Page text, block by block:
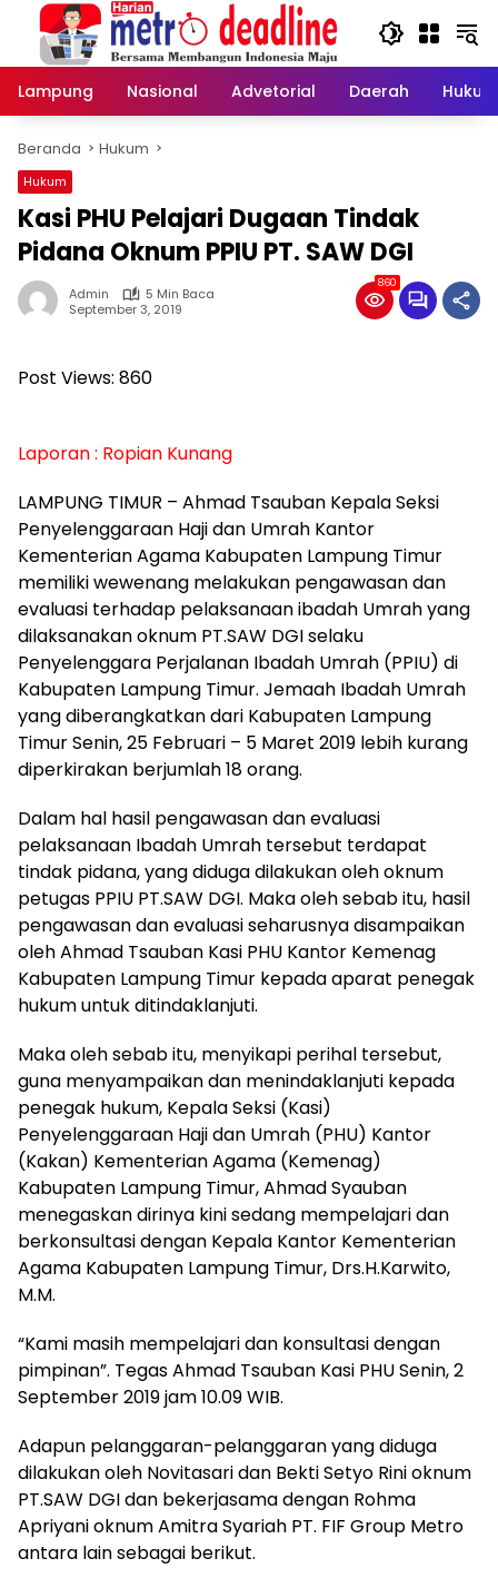
Langsung
konten
Lampung
Nasional Advetorial Daerah Hukum
Beranda Hukum
Hukum
Kasi PHU Pelajari Dugaan Tindak
Pidana Oknum PPIU PT. SAW DGI
Admin
5 Min Baca
September 3, 2019
860
Post Views: 860
Laporan : Ropian Kunang
LAMPUNG TIMUR – Ahmad Tsauban Kepala Seksi
Penyelenggaraan Haji dan Umrah Kantor
Kementerian Agama Kabupaten Lampung Timur
memiliki wewenang melakukan pengawasan dan
evaluasi terhadap pelaksanaan ibadah Umrah yang
dilaksanakan oknum PT.SAW DGI selaku
Penyelenggara Perjalanan Ibadah Umrah (PPIU) di
Kabupaten Lampung Timur. Jemaah Ibadah Umrah
yang diberangkatkan dari Kabupaten Lampung
Timur Senin, 25 Februari – 5 Maret 2019 lebih kurang
diperkirakan berjumlah 18 orang.
Dalam hal hasil pengawasan dan evaluasi
pelaksanaan Ibadah Umrah tersebut terdapat
tindak pidana, yang diduga dilakukan oleh oknum
petugas PPIU PT.SAW DGI. Maka oleh sebab itu, hasil
pengawasan dan evaluasi seharusnya disampaikan
oleh Ahmad Tsauban Kasi PHU Kantor Kemenag
Kabupaten Lampung Timur kepada aparat penegak
hukum untuk ditindaklanjuti.
Maka oleh sebab itu, menyikapi perihal tersebut,
guna menyampaikan dan menindaklanjuti kepada
penegak hukum, Kepala Seksi (Kasi)
Penyelenggaraan Haji dan Umrah (PHU) Kantor
(Kakan) Kementerian Agama (Kemenag)
Kabupaten Lampung Timur, Ahmad Syauban
menegaskan dirinya kini sedang mempelajari dan
berkonsultasi dengan Kepala Kantor Kementerian
Agama Kabupaten Lampung Timur, Drs.H.Karwito,
M.M.
“Kami masih mempelajari dan konsultasi dengan
pimpinan”. Tegas Ahmad Tsauban Kasi PHU Senin, 2
September 2019 jam 10.09 WIB.
Adapun pelanggaran-pelanggaran yang diduga
dilakukan oleh Novitasari dan Bekti Setyo Rini oknum
PT.SAW DGI dan bekerjasama dengan Rohma
Apriyani oknum Amitra Syariah PT. FIF Group Metro
antara lain sebagai berikut.